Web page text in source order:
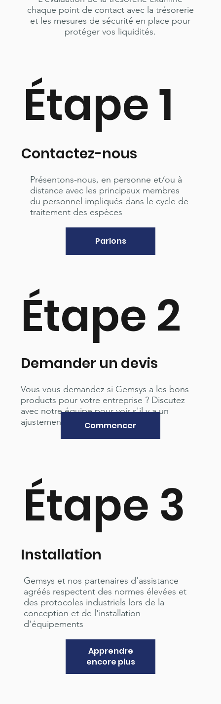
chaque point de contact avec la trésorerie
et les mesures de sécurité en place pour
protéger vos liquidités.
Étape 1
Contactez-nous
Présentons-nous, en personne et/ou à
distance avec les principaux membres
du personnel impliqués dans le cycle de
traitement des espèces
Parlons
Étape 3
Installation
Gemsys et nos partenaires d'assistance
agréés respectent des normes élevées et
des protocoles industriels lors de la
conception et de l'installation
d'équipements
Apprendre
encore plus
Étape 2
Demander un devis
Vous vous demandez si Gemsys a les bons
products pour votre entreprise ? Discutez
avec notre équipe pour voir s'il y a un
ajustement.
Commencer